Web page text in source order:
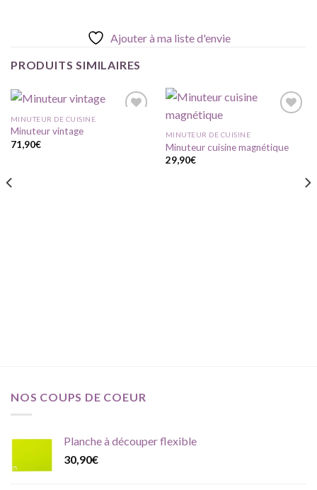
Ajouter à ma liste d'envie
PRODUITS SIMILAIRES
MINUTEUR DE CUISINE
Minuteur vintage
71,90€
Ajouter
MINUTEUR DE CUISINE
Minuteur cuisine magnétique
29,90€
NOS COUPS DE COEUR
Planche à découper flexible
30,90€